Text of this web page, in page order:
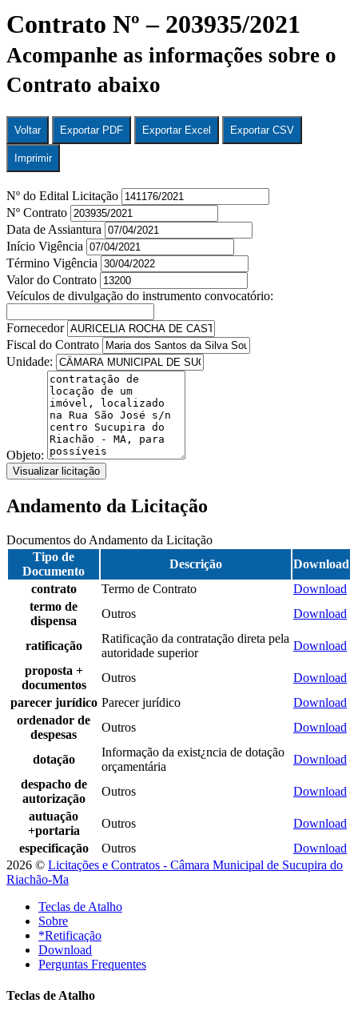
Contrato Nº – 203935/2021
Acompanhe as informações sobre o
Contrato abaixo
Voltar Exportar PDF Exportar Excel Exportar CSV
Imprimir
Nº do Edital Licitação
Nº Contrato
Data de Assiantura
Início Vigência
Término Vigência
Valor do Contrato
Veículos de divulgação do instrumento convocatório:
Fornecedor
Fiscal do Contrato
Unidade:
Objeto:
Visualizar licitação
Andamento da Licitação
Documentos do Andamento da Licitação
Tipo de
Documento
Descrição
Download
contrato
Termo de Contrato
Download
termo de
dispensa
Outros Download
ratificação
Ratificação da contratação direta pela
autoridade superior
Download
proposta +
documentos
Outros
Download
parecer jurídico Parecer jurídico
Download
ordenador de
despesas
Outros Download
dotação
Informação da exist¿ncia de dotação
orçamentária
Download
despacho de
autorização
Outros
Download
autuação
+portaria
Outros
Download
especificação
Outros
Download
2026 © Licitações e Contratos - Câmara Municipal de Sucupira do
Riachão-Ma
Teclas de Atalho
Sobre
*Retificação
Download
Perguntas Frequentes
Teclas de Atalho